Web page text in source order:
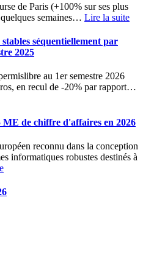
de Paris (+100% sur ses plus
semaines… Lire la suite
séquentiellement par
2025
au 1er semestre 2026
en recul de -20% par rapport…
de chiffre d'affaires en 2026
reconnu dans la conception
informatiques robustes destinés à